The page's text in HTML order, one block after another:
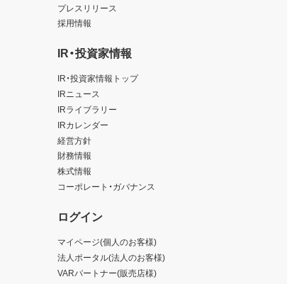
プレスリリース
採用情報
IR・投資家情報
IR・投資家情報トップ
IRニュース
IRライブラリー
IRカレンダー
経営方針
財務情報
株式情報
コーポレート・ガバナンス
ログイン
マイページ(個人のお客様)
法人ポータル(法人のお客様)
VARパートナー(販売店様)